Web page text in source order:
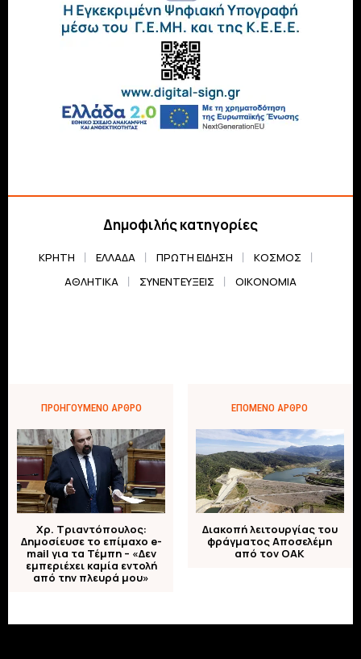
Δημοφιλής κατηγορίες
ΚΡΗΤΗ ΕΛΛΆΔΑ ΠΡΏΤΗ ΕΊΔΗΣΗ
ΚΌΣΜΟΣ
ΑΘΛΗΤΙΚΆ
ΣΥΝΕΝΤΕΎΞΕΙΣ ΟΙΚΟΝΟΜΊΑ
ΠΡΟΗΓΟΎΜΕΝΟ ΆΡΘΡΟ
Χρ. Τριαντόπουλος:
Δημοσίευσε το επίμαχο e-
mail για τα Τέμπη – «Δεν
εμπεριέχει καμία εντολή
από την πλευρά μου»
ΕΠΌΜΕΝΟ ΆΡΘΡΟ
Διακοπή λειτουργίας του
φράγματος Αποσελέμη
από τον ΟΑΚ